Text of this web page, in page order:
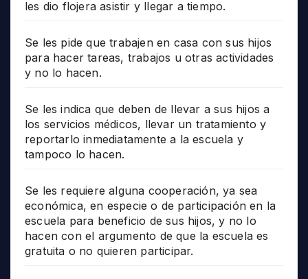
les dio flojera asistir y llegar a tiempo.
Se les pide que trabajen en casa con sus hijos
para hacer tareas, trabajos u otras actividades
y no lo hacen.
Se les indica que deben de llevar a sus hijos a
los servicios médicos, llevar un tratamiento y
reportarlo inmediatamente a la escuela y
tampoco lo hacen.
Se les requiere alguna cooperación, ya sea
económica, en especie o de participación en la
escuela para beneficio de sus hijos, y no lo
hacen con el argumento de que la escuela es
gratuita o no quieren participar.